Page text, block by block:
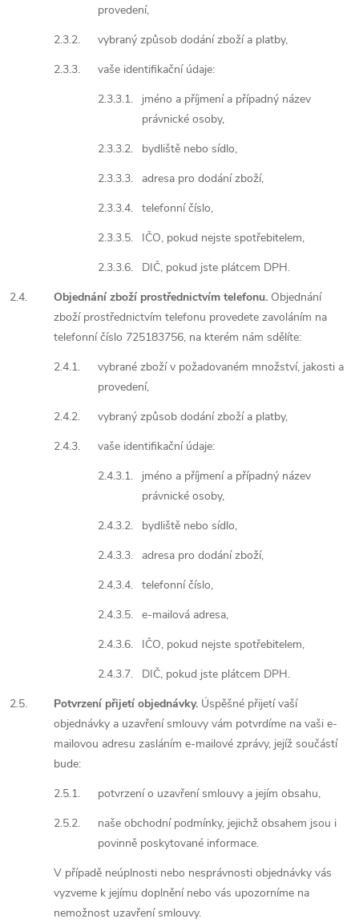
provedení,
2.3.2.
vybraný způsob dodání zboží a platby,
2.3.3.
vaše identifikační údaje:
2.3.3.1.
jméno a příjmení a případný název
právnické osoby,
2.3.3.2.
bydliště nebo sídlo,
2.3.3.3.
adresa pro dodání zboží,
2.3.3.4. telefonní číslo,
2.3.3.5.
IČO, pokud nejste spotřebitelem,
2.3.3.6.
DIČ, pokud jste plátcem DPH.
2.4.
Objednání zboží prostřednictvím telefonu. Objednání
zboží prostřednictvím telefonu provedete zavoláním na
telefonní číslo 725183756, na kterém nám sdělíte:
2.4.1.
vybrané zboží v požadovaném množství, jakosti a
provedení,
2.4.2.
vybraný způsob dodání zboží a platby,
2.4.3.
vaše identifikační údaje:
2.4.3.1.
jméno a příjmení a případný název
právnické osoby,
2.4.3.2.
bydliště nebo sídlo,
2.4.3.3.
adresa pro dodání zboží,
2.4.3.4. telefonní číslo,
2.4.3.5. e-mailová adresa,
2.4.3.6.
IČO, pokud nejste spotřebitelem,
2.4.3.7.
DIČ, pokud jste plátcem DPH.
2.5.
Potvrzení přijetí objednávky. Úspěšné přijetí vaší
objednávky a uzavření smlouvy vám potvrdíme na vaši e-
mailovou adresu zasláním e-mailové zprávy, jejíž součástí
bude:
2.5.1.
potvrzení o uzavření smlouvy a jejím obsahu,
2.5.2.
naše obchodní podmínky, jejichž obsahem jsou i
povinně poskytované informace.
V případě neúplnosti nebo nesprávnosti objednávky vás
vyzveme k jejímu doplnění nebo vás upozorníme na
nemožnost uzavření smlouvy.